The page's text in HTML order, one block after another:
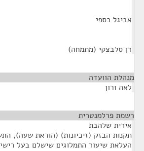
אביגל כספי
רן סלבצקי (מתמחה)
מנהלת הוועדה
לאה ורון
רשמת פרלמנטרית
אירית שלהבת
העלאת שיעור התמלוגים שישלם בעל